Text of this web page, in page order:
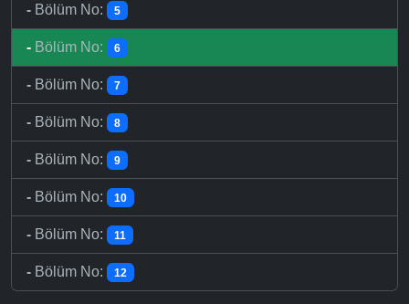
- Bölüm No: 5
- Bölüm No: 6
- Bölüm No: 7
- Bölüm No: 8
- Bölüm No: 9
- Bölüm No: 10
- Bölüm No: 11
- Bölüm No: 12